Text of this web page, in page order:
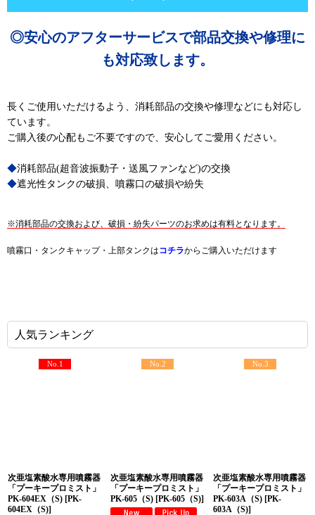
◎安心のアフターサービスで部品交換や修理に
も対応致します。
長くご使用いただけるよう、消耗部品の交換や修理などにも対応し
ています。
ご購入後の心配もご不要ですので、安心してご愛用ください。
◆消耗部品(超音波振動子・送風ファンなど)の交換
◆遮光性タンクの破損、噴霧口の破損や紛失
※消耗部品の交換および、破損・紛失パーツのお求めは有料となります。
噴霧口・タンクキャップ・上部タンクはコチラからご購入いただけます
人気ランキング
No.1
次亜塩素酸水専用噴霧器
「プーキープロミスト」
PK-604EX（S) [PK-
604EX（S)]
No.2
次亜塩素酸水専用噴霧器
「プーキープロミスト」
PK-605（S) [PK-605（S)]
No.3
次亜塩素酸水専用噴霧器
「プーキープロミスト」
PK-603A（S) [PK-
603A（S)]